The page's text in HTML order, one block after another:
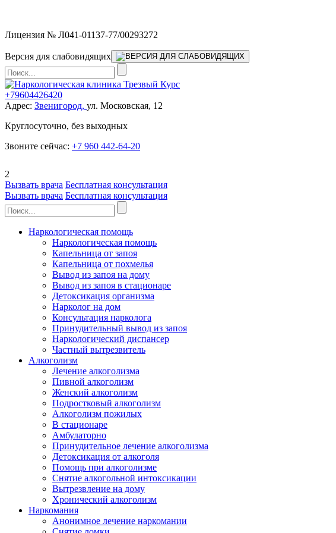
Лицензия № Л041-01137-77/00293272
Версия для слабовидящих
+79604426420
Адрес: Звенигород, ул. Московская, 12
Круглосуточно, без выходных
Звоните сейчас: +7 960 442-64-20
2
Вызвать врача Бесплатная консультация
Вызвать врача Бесплатная консультация
Наркологическая помощь
Наркологическая помощь
Капельница от запоя
Капельница от похмелья
Вывод из запоя на дому
Вывод из запоя в стационаре
Детоксикация организма
Нарколог на дом
Консультация нарколога
Принудительный вывод из запоя
Наркологический диспансер
Частный вытрезвитель
Алкоголизм
Лечение алкоголизма
Пивной алкоголизм
Женский алкоголизм
Подростковый алкоголизм
Алкоголизм пожилых
В стационаре
Амбулаторно
Принудительное лечение алкоголизма
Детоксикация от алкоголя
Помощь при алкоголизме
Снятие алкогольной интоксикации
Вытрезвление на дому
Хронический алкоголизм
Наркомания
Анонимное лечение наркомании